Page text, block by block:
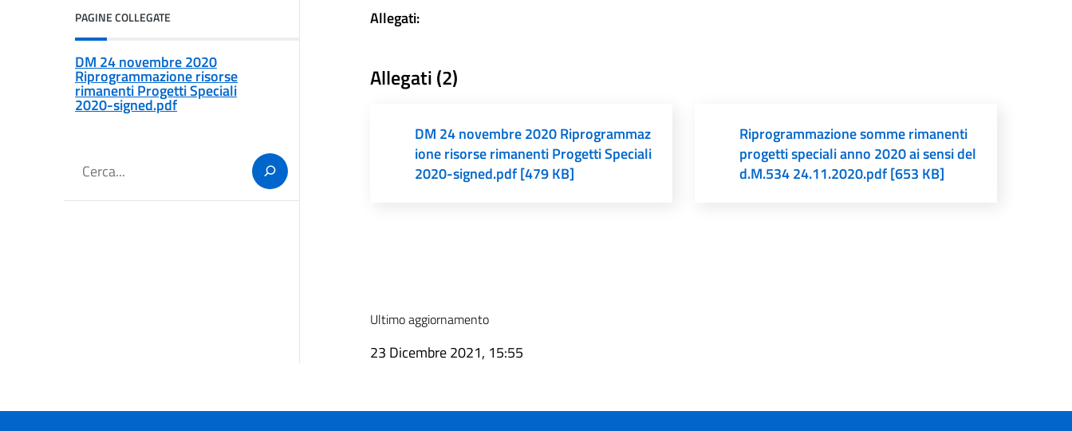
PAGINE COLLEGATE
DM 24 novembre 2020
Riprogrammazione risorse
rimanenti Progetti Speciali
2020-signed.pdf
Cerca
Allegati:
Allegati (2)
DM 24 novembre 2020 Riprogrammaz
ione risorse rimanenti Progetti Speciali
2020-signed.pdf [479 KB]
Riprogrammazione somme rimanenti
progetti speciali anno 2020 ai sensi del
d.M.534 24.11.2020.pdf [653 KB]
Ultimo aggiornamento
23 Dicembre 2021, 15:55